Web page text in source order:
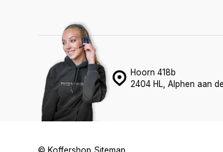
Hoorn 418b
2404 HL, Alphen aan